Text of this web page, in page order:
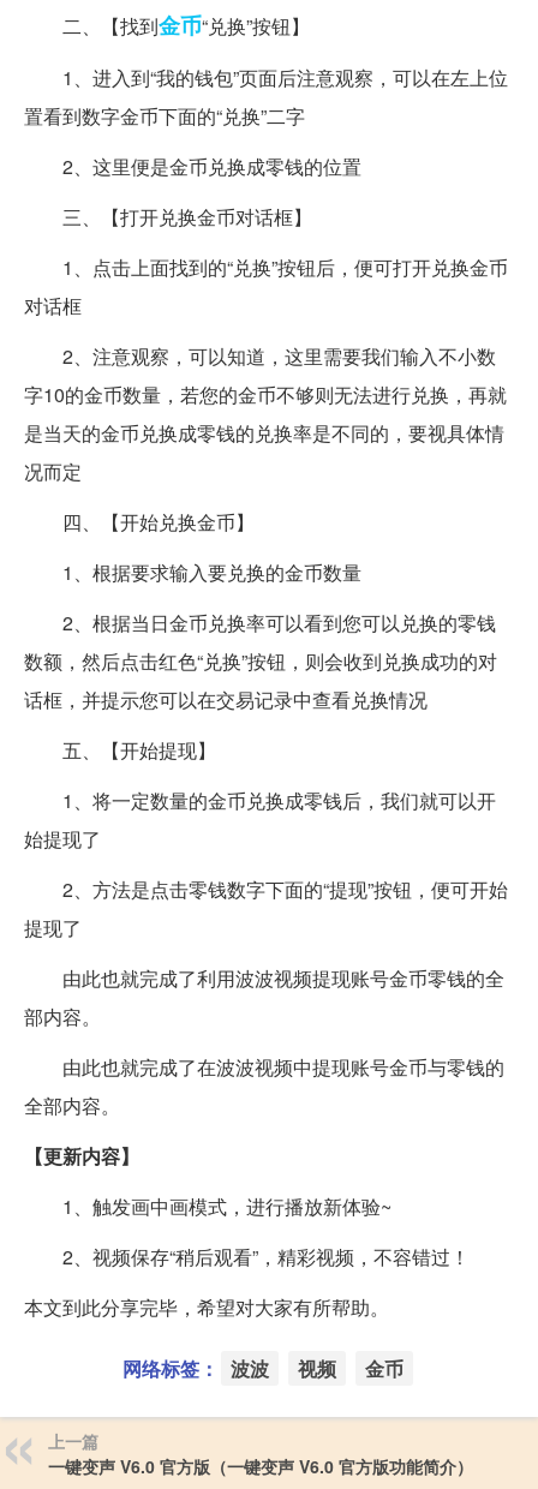
二、【找到金币“兑换”按钮】
1、进入到“我的钱包”页面后注意观察，可以在左上位
置看到数字金币下面的“兑换”二字
2、这里便是金币兑换成零钱的位置
三、【打开兑换金币对话框】
1、点击上面找到的“兑换”按钮后，便可打开兑换金币
对话框
2、注意观察，可以知道，这里需要我们输入不小数
字10的金币数量，若您的金币不够则无法进行兑换，再就
是当天的金币兑换成零钱的兑换率是不同的，要视具体情
况而定
四、【开始兑换金币】
1、根据要求输入要兑换的金币数量
2、根据当日金币兑换率可以看到您可以兑换的零钱
数额，然后点击红色“兑换”按钮，则会收到兑换成功的对
话框，并提示您可以在交易记录中查看兑换情况
五、【开始提现】
1、将一定数量的金币兑换成零钱后，我们就可以开
始提现了
2、方法是点击零钱数字下面的“提现”按钮，便可开始
提现了
由此也就完成了利用波波视频提现账号金币零钱的全
部内容。
由此也就完成了在波波视频中提现账号金币与零钱的
全部内容。
【更新内容】
1、触发画中画模式，进行播放新体验~
2、视频保存“稍后观看”，精彩视频，不容错过！
本文到此分享完毕，希望对大家有所帮助。
网络标签： 波波 视频 金币
上一篇
一键变声 V6.0 官方版（一键变声 V6.0 官方版功能简介）